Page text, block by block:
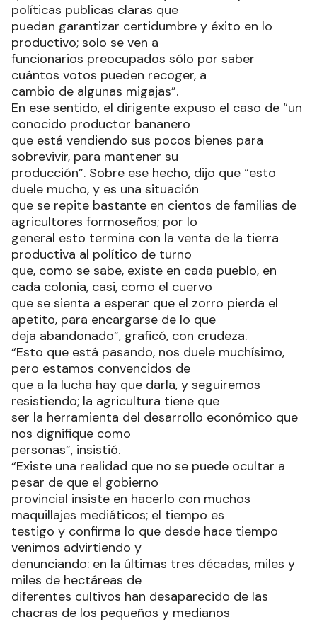
políticas publicas claras que
puedan garantizar certidumbre y éxito en lo
productivo; solo se ven a
funcionarios preocupados sólo por saber
cuántos votos pueden recoger, a
cambio de algunas migajas”.
En ese sentido, el dirigente expuso el caso de “un
conocido productor bananero
que está vendiendo sus pocos bienes para
sobrevivir, para mantener su
producción”. Sobre ese hecho, dijo que “esto
duele mucho, y es una situación
que se repite bastante en cientos de familias de
agricultores formoseños; por lo
general esto termina con la venta de la tierra
productiva al político de turno
que, como se sabe, existe en cada pueblo, en
cada colonia, casi, como el cuervo
que se sienta a esperar que el zorro pierda el
apetito, para encargarse de lo que
deja abandonado”, graficó, con crudeza.
“Esto que está pasando, nos duele muchísimo,
pero estamos convencidos de
que a la lucha hay que darla, y seguiremos
resistiendo; la agricultura tiene que
ser la herramienta del desarrollo económico que
nos dignifique como
personas”, insistió.
“Existe una realidad que no se puede ocultar a
pesar de que el gobierno
provincial insiste en hacerlo con muchos
maquillajes mediáticos; el tiempo es
testigo y confirma lo que desde hace tiempo
venimos advirtiendo y
denunciando: en la últimas tres décadas, miles y
miles de hectáreas de
diferentes cultivos han desaparecido de las
chacras de los pequeños y medianos